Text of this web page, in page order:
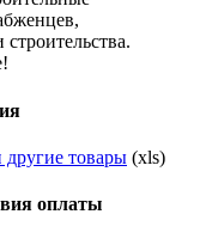
товары (xls)
оплаты